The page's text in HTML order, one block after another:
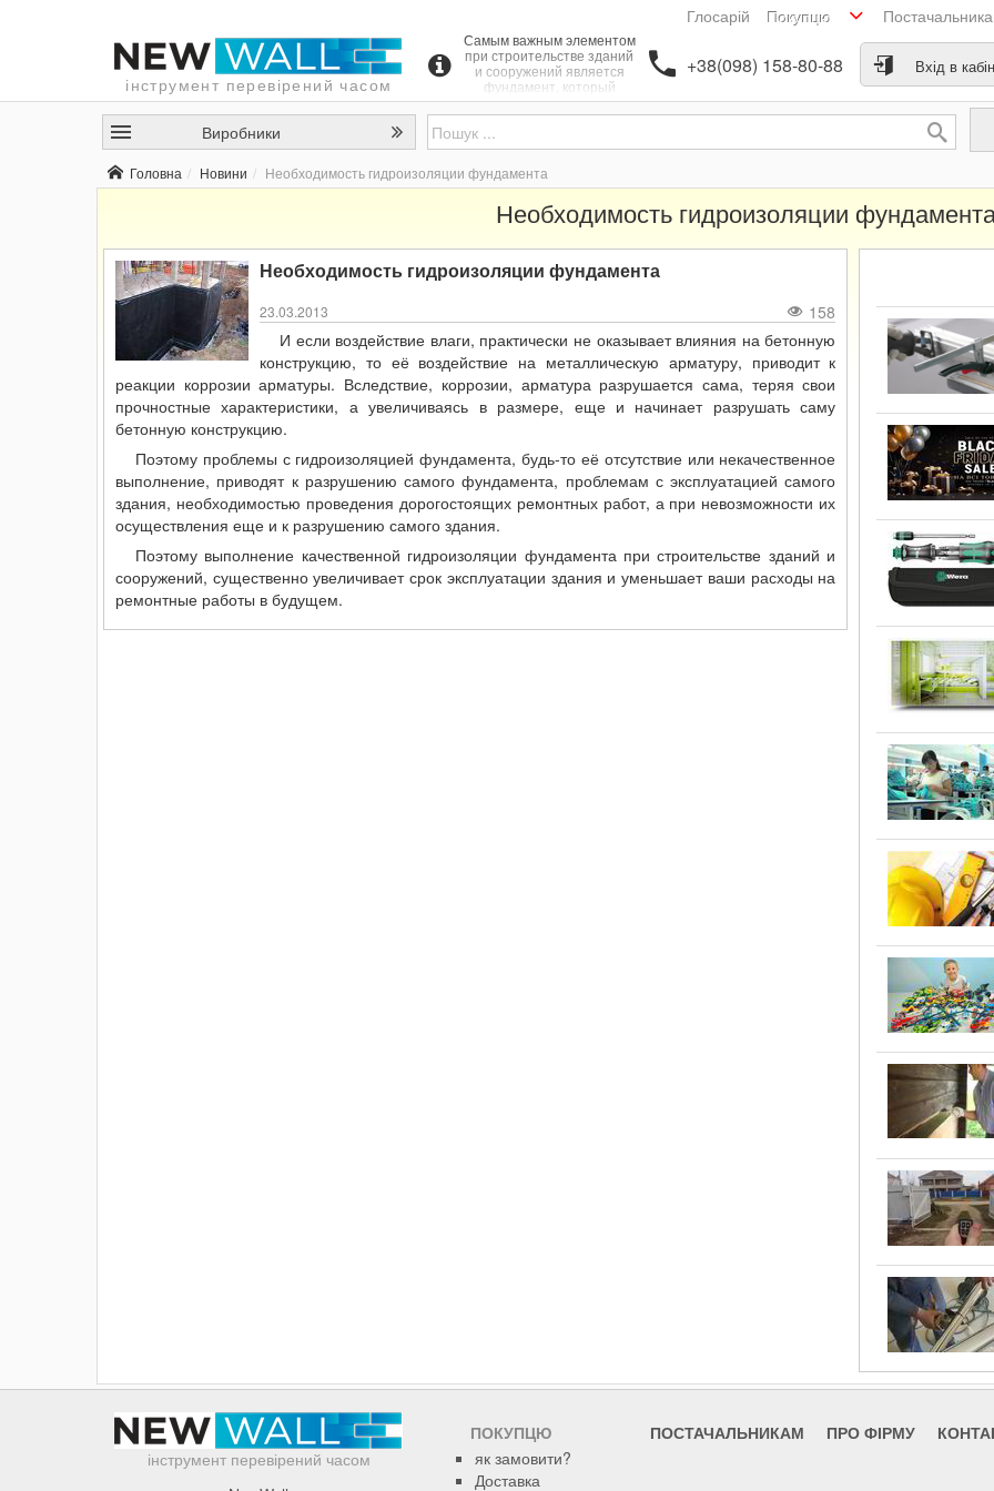
Глосарій Покупцю
інструмент перевірений часом
Самым важным элементом
при строительстве зданий
и сооружений является
фундамент, который
воспринимает большую
часть нагрузки всего
здания, будь-то небольшой
коттедж или многоэтажный
служба гарантирует
долговечность всего
здания. Немаловажным
фактором для обеспечения
времени, является его
строительство, в основном,
применяет монолитные
железобетонные
фундаменты, в которых
высокие прочностные
показатели бетона на
сжатие, дополняются
оказывать сопротивление
нагрузкам на излом.
+38(098) 158-80-88 Вхід в
Виробники
Головна
Новини Необходимость гидроизоляции фундамента
Необходимость гидроизоляции
Необходимость гидроизоляции фундамента
23.03.2013
158
И если воздействие влаги, практически не оказывает влияния на бетонную
конструкцию, то её воздействие на металлическую арматуру, приводит к
реакции коррозии арматуры. Вследствие, коррозии, арматура разрушается сама, теряя свои
прочностные характеристики, а увеличиваясь в размере, еще и начинает разрушать саму
бетонную конструкцию.
Поэтому проблемы с гидроизоляцией фундамента, будь-то её отсутствие или некачественное
выполнение, приводят к разрушению самого фундамента, проблемам с эксплуатацией самого
здания, необходимостью проведения дорогостоящих ремонтных работ, а при невозможности их
осуществления еще и к разрушению самого здания.
Поэтому выполнение качественной гидроизоляции фундамента при строительстве зданий и
сооружений, существенно увеличивает срок эксплуатации здания и уменьшает ваши расходы на
ремонтные работы в будущем.
інструмент перевірений часом
ПОКУПЦЮ
як замовити?
Доставка
ПОСТАЧАЛЬНИКАМ ПРО ФІРМУ